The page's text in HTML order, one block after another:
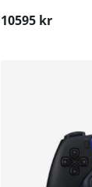
10595 kr